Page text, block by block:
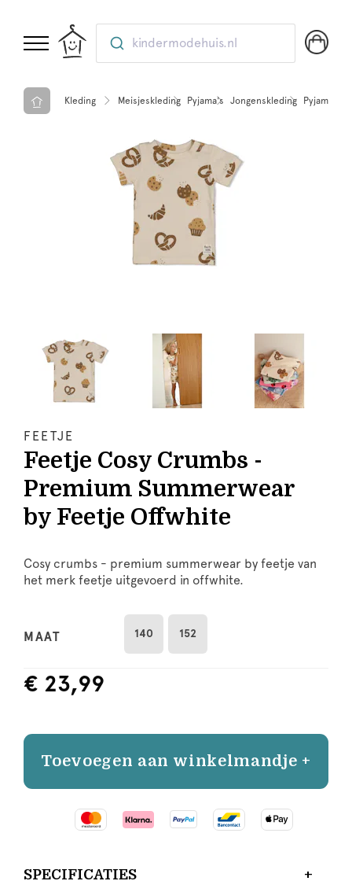
kindermodehuis.nl
Kleding Meisjeskleding Pyjama's Jongenskleding Pyjama's
FEETJE
Feetje Cosy Crumbs -
Premium Summerwear
by Feetje Offwhite
Cosy crumbs - premium summerwear by feetje van
het merk feetje uitgevoerd in offwhite.
MAAT 140 152
€ 23,99
Toevoegen aan winkelmandje +
SPECIFICATIES